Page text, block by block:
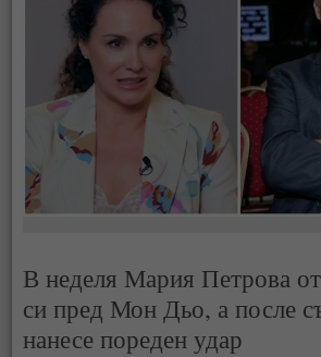
В неделя Мария Петрова
си пред Мон Дьо, а после
нанесе пореден удар